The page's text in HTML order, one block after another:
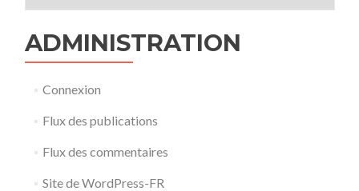
ADMINISTRATION
Connexion
Flux des publications
Flux des commentaires
Site de WordPress-FR